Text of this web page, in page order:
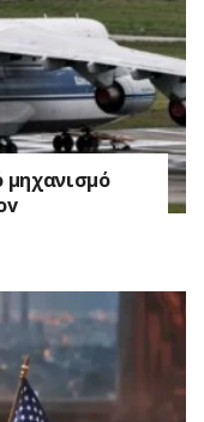
μηχανισμό